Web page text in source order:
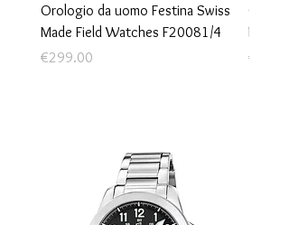
Orologio da uomo Festina Swiss
Made Field Watches F20081/4
Price
€299.00
Made
Price